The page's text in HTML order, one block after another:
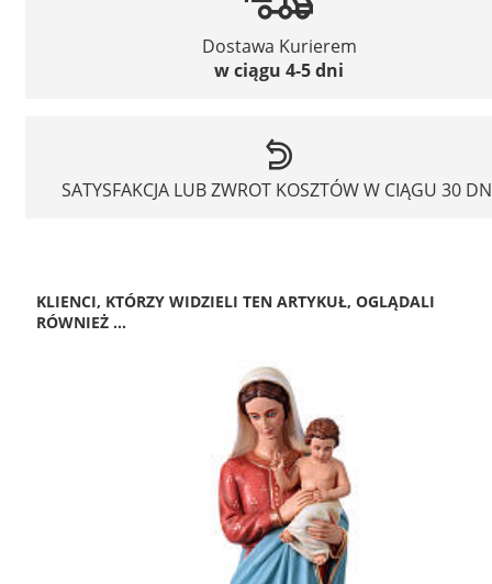
Dostawa Kurierem
w ciągu 4-5 dni
SATYSFAKCJA LUB ZWROT KOSZTÓW W CIĄGU 30
KLIENCI, KTÓRZY WIDZIELI TEN ARTYKUŁ, OGLĄDALI
RÓWNIEŻ ...